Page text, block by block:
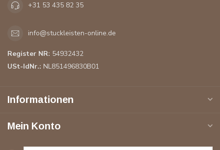
+31 53 435 82 35
info@stuckleisten-online.de
Register NR: 54932432
USt-IdNr.: NL851496830B01
Informationen
Mein Konto